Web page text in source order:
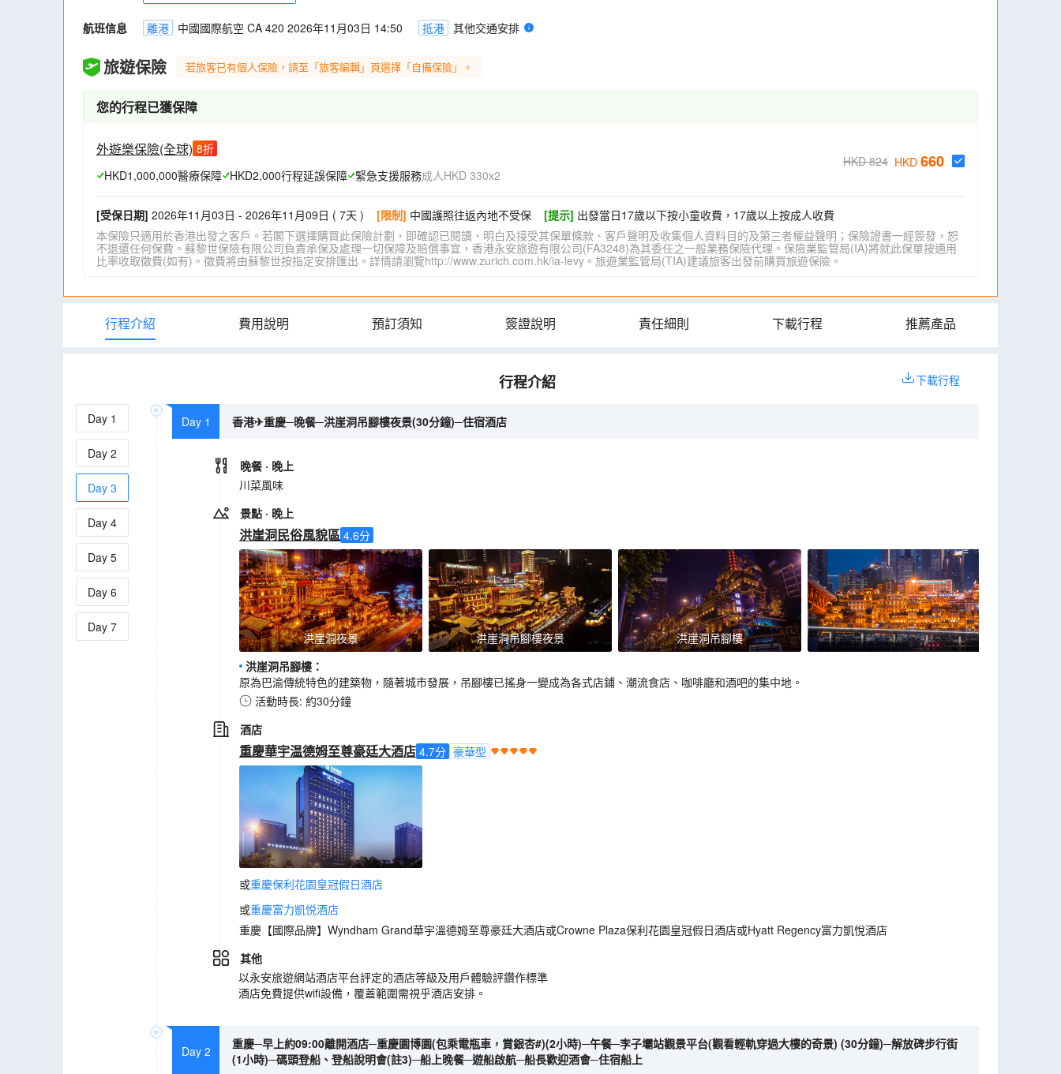
多項細意安排 ‧免船上行李生小費，行李由碼頭直達房間， 免搬提行李之苦
‧正餐指定酒水免費暢飲 ‧航程期間生日獲贈生日蛋糕慶祝 ‧早上6時半至7
時可免費享用咖啡/茶及精美茶點 (離船當天除外) ‧持外國護照貴賓【無須】
額外收取外國人附加費
【升級貼心】每位貴賓安排一部輕便導賞耳機，隨時隨地清楚聆聽導遊講
【通訊無阻】免費提供手機數據SIM卡(每位成人一張)，精彩旅程馬上可以和
航班信息 離港 中國國際航空 CA 420 2026年11月03日 14:50 抵港 其他交通安排
旅遊保險 若旅客已有個人保險，請至「旅客編輯」頁選擇「自備保險」。
您的行程已獲保障
外遊樂保險(全球) 8折
HKD1,000,000醫療保障 HKD2,000行程延誤保障 緊急支援服務成人HKD 330x2
HKD 824 HKD 660
[受保日期] 2026年11月03日 - 2026年11月09日 ( 7天 ) [限制] 中國護照往返內地不受保 [提示] 出發當日17歲以下按小童收費，17歲以上按成人收費
本保險只適用於香港出發之客戶。若閣下選擇購買此保險計劃，即確認已閱讀、明白及接受其保單條款、客戶聲明及收集個人資料目的及第三者權益聲明；保險證書一經簽發，恕
不退還任何保費。蘇黎世保險有限公司負責承保及處理一切保障及賠償事宜，香港永安旅遊有限公司(FA3248)為其委任之一般業務保險代理。保險業監管局(IA)將就此保單按適用
比率收取徵費(如有)。徵費將由蘇黎世按指定安排匯出。詳情請瀏覽http://www.zurich.com.hk/ia-levy。旅遊業監管局(TIA)建議旅客出發前購買旅遊保險。
行程介紹 費用說明 預訂須知 簽證說明 責任細則 下載行程 推薦產品
行程介紹 下載行程
Day 1
Day 2
Day 3
Day 4
Day 5
Day 6
Day 7
Day 1 香港✈重慶─晚餐─洪崖洞吊腳樓夜景(30分鐘)─住宿酒店
晚餐 · 晚上
川菜風味
景點 · 晚上
洪崖洞民俗風貌區 4.6分
洪崖洞夜景 洪崖洞吊腳樓夜景
洪崖洞吊腳樓
洪崖洞吊腳樓 ：
原為巴渝傳統特色的建築物，隨著城市發展，吊腳樓已搖身一變成為各式店鋪、潮流食店、咖啡廳和酒吧的集中地。
活動時長: 約30分鐘
酒店
重慶華宇温德姆至尊豪廷大酒店 4.7分 豪華型
或重慶保利花園皇冠假日酒店
或重慶富力凱悦酒店
重慶【國際品牌】Wyndham Grand華宇溫德姆至尊豪廷大酒店或Crowne Plaza保利花園皇冠假日酒店或Hyatt Regency富力凱悅酒店
其他
以永安旅遊網站酒店平台評定的酒店等級及用戶體驗評鑽作標準
酒店免費提供wifi設備，覆蓋範圍需視乎酒店安排。
Day 2
重慶─早上約09:00離開酒店─重慶園博園(包乘電瓶車，賞銀杏#)(2小時)─午餐─李子壩站觀景平台(觀看輕軌穿過大樓的奇景) (30分鐘)─解放碑步行街
(1小時)─碼頭登船、登船說明會(註3)─船上晚餐─遊船啟航─船長歡迎酒會─住宿船上